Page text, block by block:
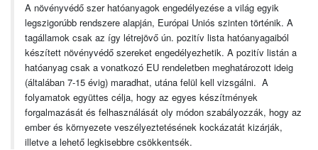
A növényvédő szer hatóanyagok engedélyezése a világ egyik
legszigorúbb rendszere alapján, Európai Uniós szinten történik. A
tagállamok csak az így létrejövő ún. pozitív lista hatóanyagaiból
készített növényvédő szereket engedélyezhetik. A pozitív listán a
hatóanyag csak a vonatkozó EU rendeletben meghatározott ideig
(általában 7-15 évig) maradhat, utána felül kell vizsgálni. A
folyamatok együttes célja, hogy az egyes készítmények
forgalmazását és felhasználását oly módon szabályozzák, hogy az
ember és környezete veszélyeztetésének kockázatát kizárják,
illetve a lehető legkisebbre csökkentsék.